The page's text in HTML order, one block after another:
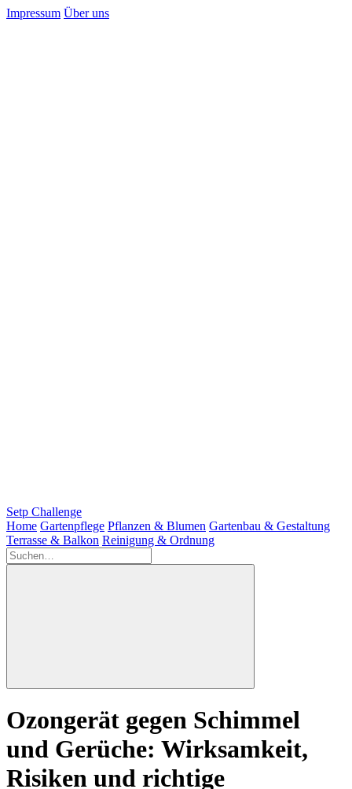
Impressum Über uns
Setp Challenge
Home Gartenpflege Pflanzen & Blumen Gartenbau & Gestaltung
Terrasse & Balkon Reinigung & Ordnung
Ozongerät gegen Schimmel
und Gerüche: Wirksamkeit,
Risiken und richtige